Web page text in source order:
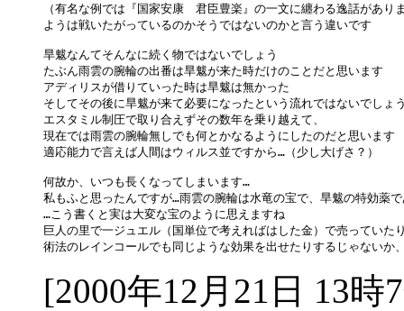
（有名な例では『国家安康　君臣豊楽』の一文に纏わる逸話があり
ようは戦いたがっているのかそうではないのかと言う違いです
旱魃なんてそんなに続く物ではないでしょう
たぶん雨雲の腕輪の出番は旱魃が来た時だけのことだと思います
アディリスが借りていった時は旱魃は無かった
そしてその後に旱魃が来て必要になったという流れではないでしょ
エスタミル制圧で取り合えずその数年を乗り越えて、
現在では雨雲の腕輪無しでも何とかなるようにしたのだと思います
適応能力で言えば人間はウィルス並ですから…（少し大げさ？）
何故か、いつも長くなってしまいます…
私もふと思ったんですが…雨雲の腕輪は水竜の宝で、旱魃の特効薬
…こう書くと実は大変な宝のように思えますね
巨人の里で一ジュエル（国単位で考えればはした金）で売っていた
[2000年12月21日 13時